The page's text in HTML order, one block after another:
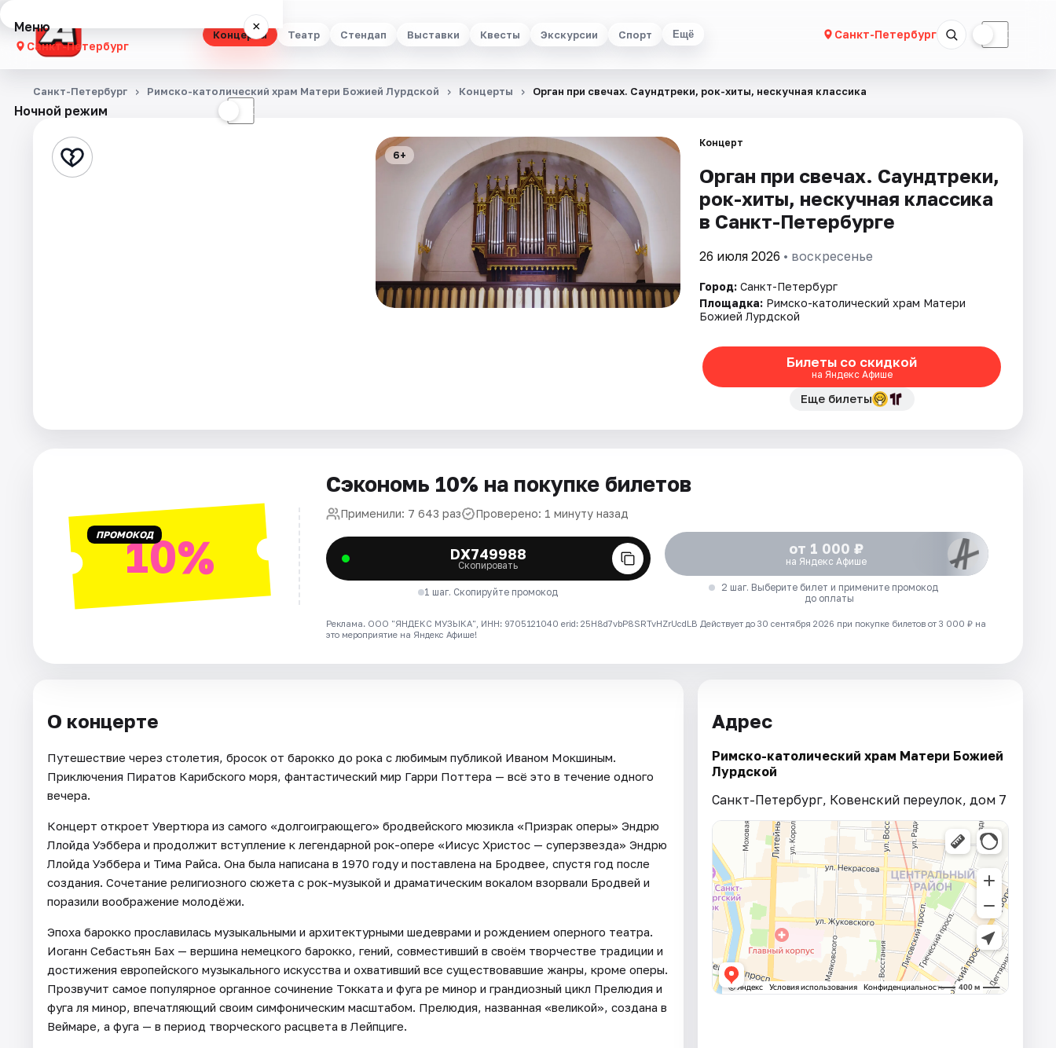
Концерты Театр Стендап Выставки Квесты Экскурсии Спорт Ещё Санкт-Петербург ☾
Меню ×
Санкт-Петербург
Концерты
Стендап
Площадки
Ночной режим ☾
Санкт-Петербург Римско-католический храм Матери Божией Лурдской Концерты Орган при свечах. Саундтреки, рок-хиты, нескучная классика
6+
Концерт
Орган при свечах. Саундтреки,
рок-хиты, нескучная классика
в Санкт-Петербурге
26 июля 2026 • воскресенье
Город: Санкт-Петербург
Площадка: Римско-католический храм Матери
Божией Лурдской
Билеты со скидкой
на Яндекс Афише
Еще билеты
ПРОМОКОД10%
Сэкономь 10% на покупке билетов
Применили: 7 643 раз Проверено: 1 минуту назад
DX749988
Скопировать
1 шаг. Скопируйте промокод
от 1 000 ₽
на Яндекс Афише
2 шаг. Выберите билет и примените промокод
до оплаты
Реклама. ООО "ЯНДЕКС МУЗЫКА", ИНН: 9705121040 erid: 25H8d7vbP8SRTvHZrUcdLB Действует до 30 сентября 2026 при покупке билетов от 3 000 ₽ на
это мероприятие на Яндекс Афише!
О концерте
Путешествие через столетия, бросок от барокко до рока с любимым публикой Иваном Мокшиным.
Приключения Пиратов Карибского моря, фантастический мир Гарри Поттера — всё это в течение одного
вечера.
Концерт откроет Увертюра из самого «долгоиграющего» бродвейского мюзикла «Призрак оперы» Эндрю
Ллойда Уэббера и продолжит вступление к легендарной рок-опере «Иисус Христос — суперзвезда» Эндрю
Ллойда Уэббера и Тима Райса. Она была написана в 1970 году и поставлена на Бродвее, спустя год после
создания. Сочетание религиозного сюжета с рок-музыкой и драматическим вокалом взорвали Бродвей и
поразили воображение молодёжи.
Эпоха барокко прославилась музыкальными и архитектурными шедеврами и рождением оперного театра.
Иоганн Себастьян Бах — вершина немецкого барокко, гений, совместивший в своём творчестве традиции и
достижения европейского музыкального искусства и охвативший все существовавшие жанры, кроме оперы.
Прозвучит самое популярное органное сочинение Токката и фуга ре минор и грандиозный цикл Прелюдия и
фуга ля минор, впечатляющий своим симфоническим масштабом. Прелюдия, названная «великой», создана в
Веймаре, а фуга — в период творческого расцвета в Лейпциге.
Адрес
Римско-католический храм Матери Божией
Лурдской
Санкт-Петербург, Ковенский переулок, дом 7